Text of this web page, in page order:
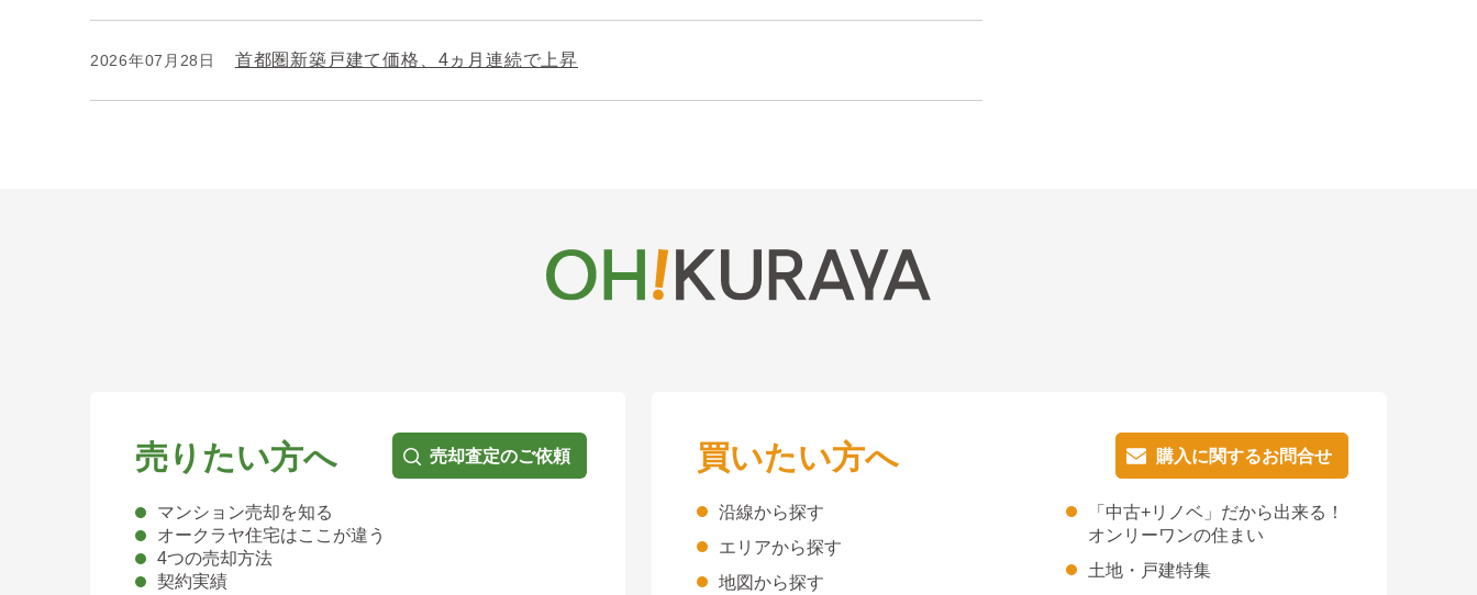
2026年07月28日 首都圏新築戸建て価格、4ヵ月連続で上昇
売りたい方へ 売却査定のご依頼
マンション売却を知る
オークラヤ住宅はここが違う
4つの売却方法
契約実績
購入に関するお問合せ
買いたい方へ 購入に関するお問合せ
沿線から探す
エリアから探す
地図から探す
「中古+リノベ」だから出来る！
オンリーワンの住まい
土地・戸建特集